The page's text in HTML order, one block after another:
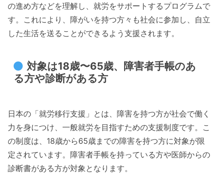
の進め方などを理解し、就労をサポートするプログラムで
す。これにより、障がいを持つ方々も社会に参加し、自立
した生活を送ることができるよう支援されます。
対象は18歳〜65歳、障害者手帳のあ
る方や診断がある方
日本の「就労移行支援」とは、障害を持つ方が社会で働く
力を身につけ、一般就労を目指すための支援制度です。こ
の制度は、18歳から65歳までの障害を持つ方に対象が限
定されています。障害者手帳を持っている方や医師からの
診断書がある方が対象となります。